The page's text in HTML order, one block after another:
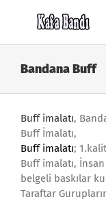
Bandana Buff
Buff imalatı,
Buff İmalatı,
Buff imalatı;
Buff imalatı,
belgeli baskılar
Taraftar